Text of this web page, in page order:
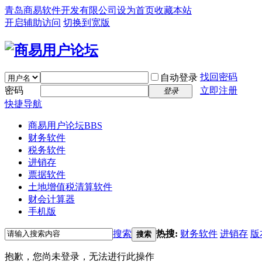
青岛商易软件开发有限公司 设为首页收藏本站
开启辅助访问 切换到宽版
自动登录 找回密码
密码
登录
立即注册
快捷导航
商易用户论坛BBS
财务软件
税务软件
进销存
票据软件
土地增值税清算软件
财会计算器
手机版
搜索 搜索 热搜: 财务软件 进销存 版
抱歉，您尚未登录，无法进行此操作